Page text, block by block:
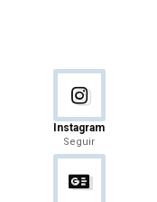
Instagram
Seguir